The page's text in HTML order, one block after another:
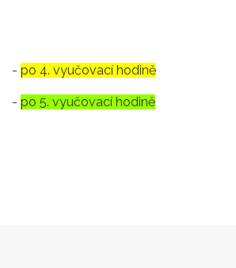
- po 4. vyučovací hodině
- po 5. vyučovací hodině